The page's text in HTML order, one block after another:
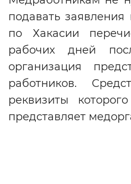
подавать
по Хакасии
рабочих дней
организация
работников.
реквизиты
представляет